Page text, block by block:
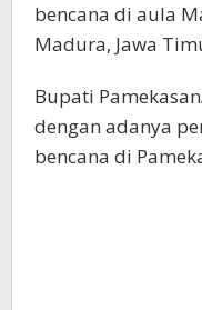
bencana di aula
Madura, Jawa
Bupati
dengan adanya
bencana di